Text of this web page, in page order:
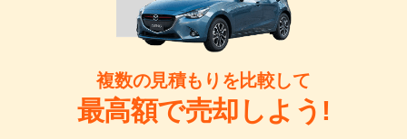
複数の見積もりを比較して
最高額で売却しよう!